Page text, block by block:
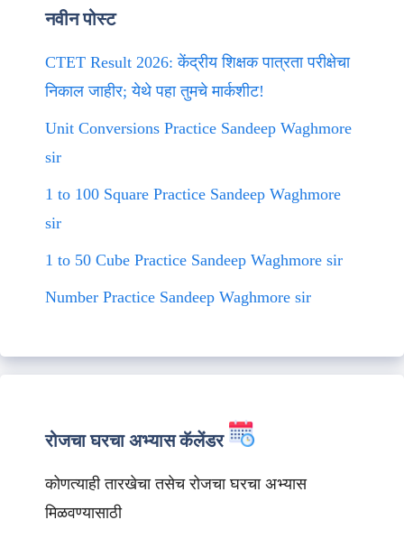
नवीन पोस्ट
CTET Result 2026: केंद्रीय शिक्षक पात्रता परीक्षेचा
निकाल जाहीर; येथे पहा तुमचे मार्कशीट!
Unit Conversions Practice Sandeep Waghmore
sir
1 to 100 Square Practice Sandeep Waghmore
sir
1 to 50 Cube Practice Sandeep Waghmore sir
Number Practice Sandeep Waghmore sir
रोजचा घरचा अभ्यास कॅलेंडर
कोणत्याही तारखेचा तसेच रोजचा घरचा अभ्यास
मिळवण्यासाठी